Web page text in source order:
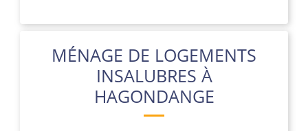
MÉNAGE DE LOGEMENTS
INSALUBRES À
HAGONDANGE